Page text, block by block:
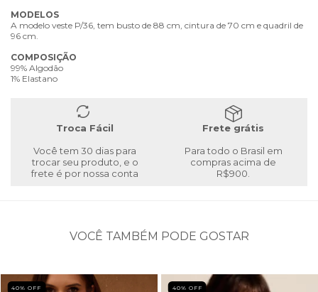
MODELOS
A modelo veste P/36, tem busto de 88 cm, cintura de 70 cm e quadril de
96 cm.
COMPOSIÇÃO
99% Algodão
1% Elastano
Troca Fácil
Você tem 30 dias para
trocar seu produto, e o
frete é por nossa conta
Frete grátis
Para todo o Brasil em
compras acima de
R$900.
VOCÊ TAMBÉM PODE GOSTAR
40% OFF 40% OFF